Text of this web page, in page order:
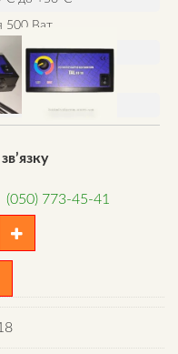
500 Ват.
1,2 м.
1,4 м.
(050) 773-45-41